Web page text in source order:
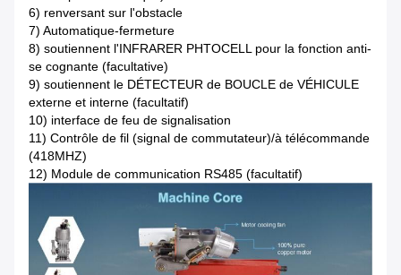
6) renversant sur l'obstacle
7) Automatique-fermeture
8) soutiennent l'INFRARER PHTOCELL pour la fonction anti-
se cognante (facultative)
9) soutiennent le DÉTECTEUR de BOUCLE de VÉHICULE
externe et interne (facultatif)
10) interface de feu de signalisation
11) Contrôle de fil (signal de commutateur)/à télécommande
(418MHZ)
12) Module de communication RS485 (facultatif)